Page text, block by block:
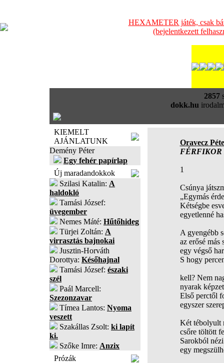
HEXAMETER játék, csak
(bejelentkezett
2857
dokk.hu
KIEMELT
AJÁNLATUNK
Demény Péter
Egy fehér papírlap
Új maradandokkok
Szilasi Katalin: A
haldokló
Tamási József:
üvegember
Nemes Máté: Hűtőhideg
Türjei Zoltán: A
virrasztás bajnokai
Jusztin-Horváth
Dorottya: Későhajnal
Tamási József: északi
szél
Paál Marcell:
Szezonzavar
Tímea Lantos: Nyoma
veszett
Szakállas Zsolt: ki lapít
ki.
Szőke Imre: Anzix
Prózák
Oravecz
1
Csúnya
„Egymás
Kétségbe
egyetlenné
A gyengébb
az erősé más
egy végső
S hogy
kell? Nem
nyarak
Első perctől
egyszer
Két tébolyult
csőre töltött
Sarokból
egy